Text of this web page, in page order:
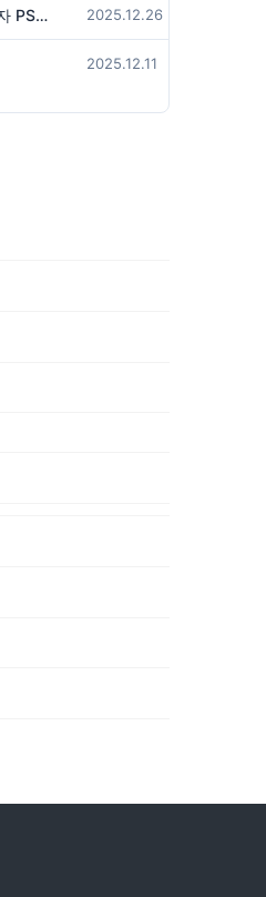
비자발적 정년퇴직자 PS성과급 미지급은 임금체불 아닌가? 2025.12.26
2025.12.11